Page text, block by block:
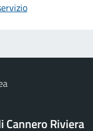
Cannero Riviera